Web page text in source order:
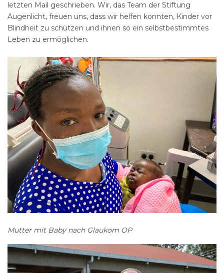
letzten Mail geschrieben. Wir, das Team der Stiftung
Augenlicht, freuen uns, dass wir helfen konnten, Kinder vor
Blindheit zu schützen und ihnen so ein selbstbestimmtes
Leben zu ermöglichen.
Mutter mit Baby nach Glaukom OP